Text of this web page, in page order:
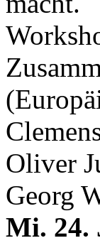
Oliver
Georg
Mi. 24.